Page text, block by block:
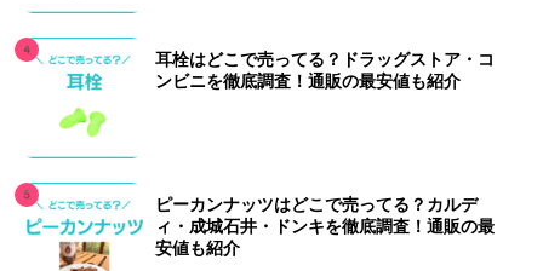
耳栓はどこで売ってる？ドラッグストア・コ
ンビニを徹底調査！通販の最安値も紹介
ピーカンナッツはどこで売ってる？カルデ
ィ・成城石井・ドンキを徹底調査！通販の最
安値も紹介